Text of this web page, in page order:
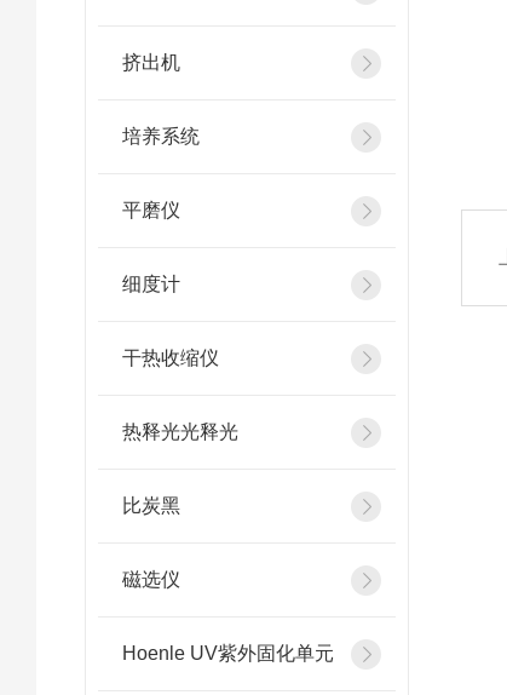
挤出机
培养系统
平磨仪
细度计
干热收缩仪
热释光光释光
比炭黑
磁选仪
Hoenle UV紫外固化单元